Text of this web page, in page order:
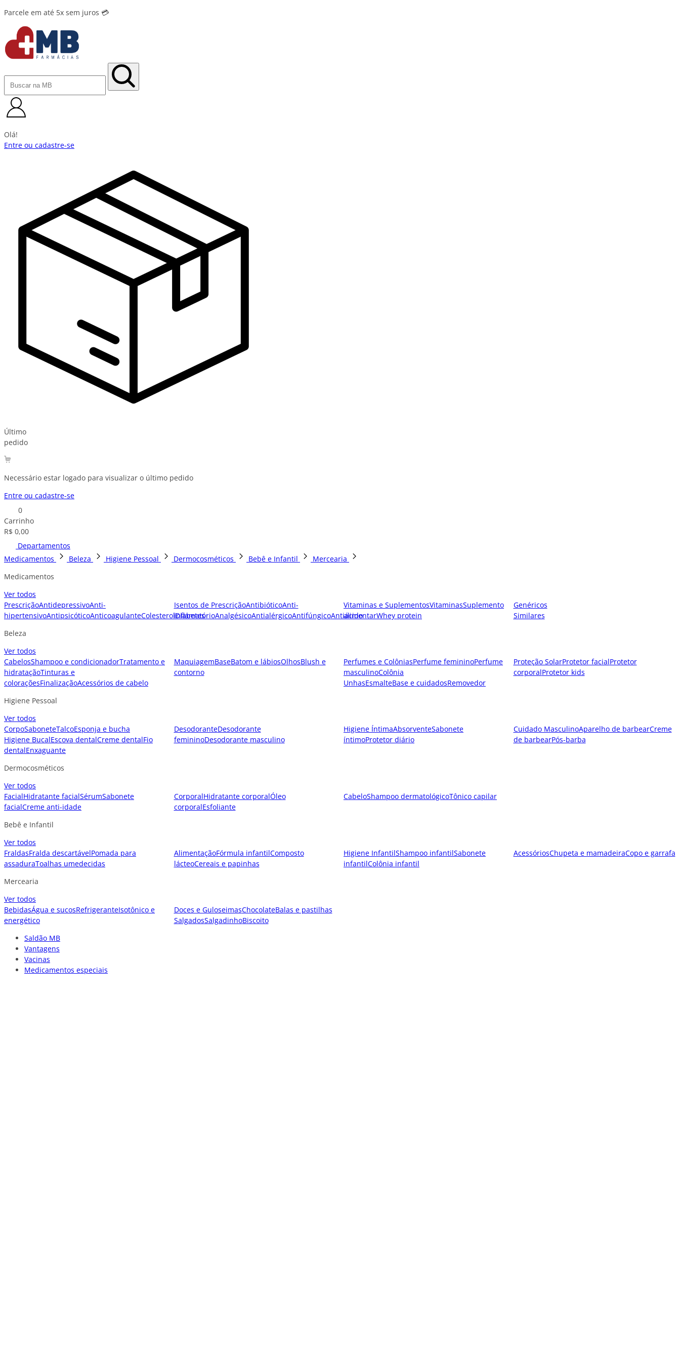
Parcele em até 5x sem juros 💳
Olá!
Entre ou cadastre-se
Último
pedido
Necessário estar logado para visualizar o último pedido
Entre ou cadastre-se
0
Carrinho
R$ 0,00
Departamentos
Medicamentos
Beleza Higiene Pessoal Dermocosméticos Bebê e Infantil
Mercearia
Medicamentos
Ver todos
PrescriçãoAntidepressivoAnti-
hipertensivoAntipsicóticoAnticoagulanteColesterolDiabetes
Isentos de PrescriçãoAntibióticoAnti-
inflamatórioAnalgésicoAntialérgicoAntifúngicoAntiácido
Vitaminas e SuplementosVitaminasSuplemento
alimentarWhey protein
Genéricos
Similares
Beleza
Ver todos
CabelosShampoo e condicionadorTratamento e
hidrataçãoTinturas e
coloraçõesFinalizaçãoAcessórios de cabelo
MaquiagemBaseBatom e lábiosOlhosBlush e
contorno
Perfumes e ColôniasPerfume femininoPerfume
masculinoColônia
UnhasEsmalteBase e cuidadosRemovedor
Proteção SolarProtetor facialProtetor
corporalProtetor kids
Higiene Pessoal
Ver todos
CorpoSaboneteTalcoEsponja e bucha
Higiene BucalEscova dentalCreme dentalFio
dentalEnxaguante
DesodoranteDesodorante
femininoDesodorante masculino
Higiene ÍntimaAbsorventeSabonete
íntimoProtetor diário
Cuidado MasculinoAparelho de barbearCreme
de barbearPós-barba
Dermocosméticos
Ver todos
FacialHidratante facialSérumSabonete
facialCreme anti-idade
CorporalHidratante corporalÓleo
corporalEsfoliante
CabeloShampoo dermatológicoTônico capilar
Bebê e Infantil
Ver todos
FraldasFralda descartávelPomada para
assaduraToalhas umedecidas
AlimentaçãoFórmula infantilComposto
lácteoCereais e papinhas
Higiene InfantilShampoo infantilSabonete
infantilColônia infantil
AcessóriosChupeta e mamadeiraCopo e garrafa
Mercearia
Ver todos
BebidasÁgua e sucosRefrigeranteIsotônico e
energético
Doces e GuloseimasChocolateBalas e pastilhas
SalgadosSalgadinhoBiscoito
Saldão MB
Vantagens
Vacinas
Medicamentos especiais